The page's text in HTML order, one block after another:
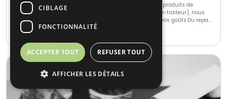
Nos forces : la disponibilité et l'enthousiasme...Avec des produits de
qualité (nous avons notre propre boucherie-charcuterie-traiteur), nous
élaborons avec vous votre menu selon votre budget et vos goûts.Du repas
traditionnel aux animations autour des plats (plancha, mini-brochettes,
flambées viandes/poissons..) : un spectacle unique qui enchantera vos
convives...
20-700
CIBLAGE
FONCTIONNALITÉ
ACCEPTER TOUT REFUSER TOUT
AFFICHER LES DÉTAILS